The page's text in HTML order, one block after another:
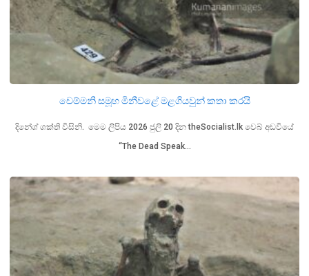
චෙම්මනි සමූහ මිනීවළේ මළගියවුන් කතා කරයි
දිනේශ් ශක්ති විසිනි. මෙම ලිපිය 2026 ජුලි 20 දින theSocialist.lk වෙබ් අඩවියේ
“The Dead Speak…